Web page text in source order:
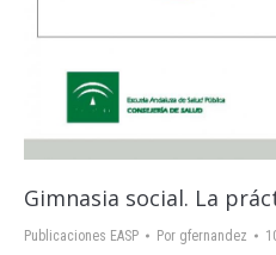
Gimnasia social. La
Publicaciones EASP Por gfernandez